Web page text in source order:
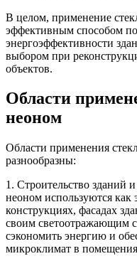
В целом, применение
эффективным способом
энергоэффективности
выбором при
объектов.
Области
неоном
Области применения
разнообразны:
1. Строительство зданий
неоном используются как
конструкциях, фасадах
своим светоотражающим
сэкономить энергию и
микроклимат в